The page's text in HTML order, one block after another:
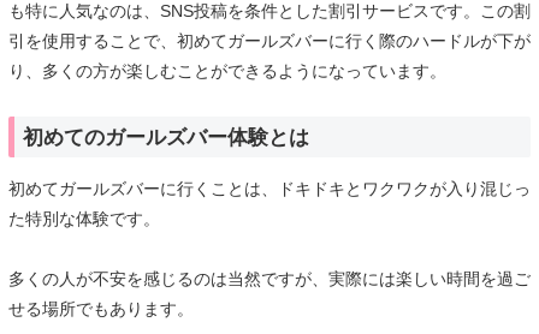
も特に人気なのは、SNS投稿を条件とした割引サービスです。この割
引を使用することで、初めてガールズバーに行く際のハードルが下が
り、多くの方が楽しむことができるようになっています。
初めてのガールズバー体験とは
初めてガールズバーに行くことは、ドキドキとワクワクが入り混じっ
た特別な体験です。
多くの人が不安を感じるのは当然ですが、実際には楽しい時間を過ご
せる場所でもあります。